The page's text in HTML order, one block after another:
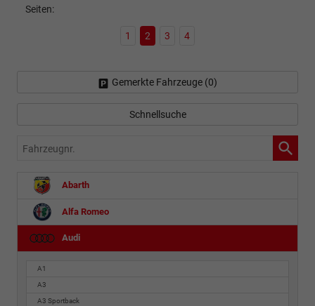
Seiten:
1 2 3 4
Gemerkte Fahrzeuge (0)
Schnellsuche
Fahrzeugnr.
Abarth
Alfa Romeo
Audi
A1
A3
A3 Sportback